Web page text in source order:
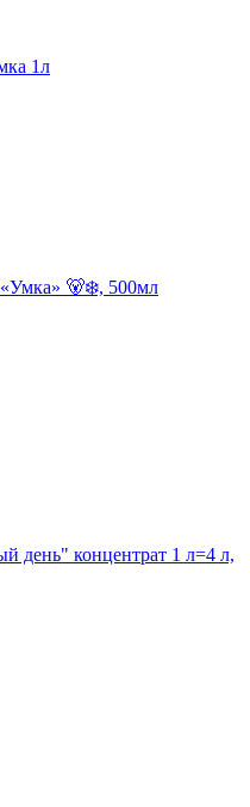
1л
«Умка» 🐻‍❄️, 500мл
день" концентрат 1 л=4 л,